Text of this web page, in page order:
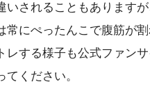
いされることもあります
常にぺったんこで腹筋が
レする様子も公式ファン
ください。